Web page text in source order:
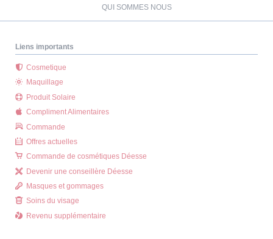
QUI SOMMES NOUS
Liens importants
Cosmetique
Maquillage
Produit Solaire
Compliment Alimentaires
Commande
Offres actuelles
Commande de cosmétiques Déesse
Devenir une conseillère Déesse
Masques et gommages
Soins du visage
Revenu supplémentaire